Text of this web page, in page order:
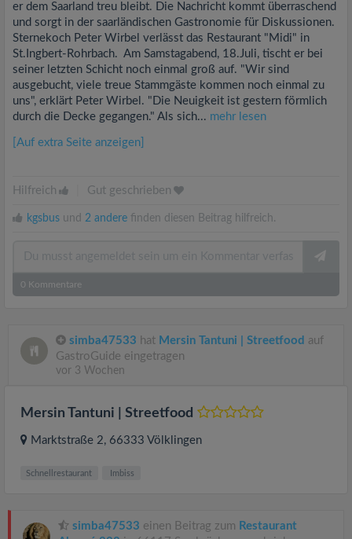
er dem Saarland treu bleibt. Die Nachricht kommt überraschend
und sorgt in der saarländischen Gastronomie für Diskussionen.
Sternekoch Peter Wirbel verlässt das Restaurant "Midi" in
St.Ingbert-Rohrbach. Am Samstagabend, 18.Juli, tischt er bei
seiner letzten Schicht noch einmal groß auf. "Wir sind
ausgebucht, viele treue Stammgäste kommen noch einmal zu
uns", erklärt Peter Wirbel. "Die Neuigkeit ist gestern förmlich
durch die Decke gegangen." Als sich... mehr lesen
[Auf extra Seite anzeigen]
Hilfreich Gut geschrieben
kgsbus und 2 andere finden diesen Beitrag hilfreich.
0 Kommentare
simba47533 hat Mersin Tantuni | Streetfood auf
GastroGuide eingetragen
vor 3 Wochen
Mersin Tantuni | Streetfood
Marktstraße 2, 66333 Völklingen
Schnellrestaurant Imbiss
simba47533 einen Beitrag zum Restaurant